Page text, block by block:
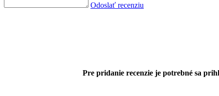
Odoslať recenziu
Pre pridanie recenzie je potrebné sa